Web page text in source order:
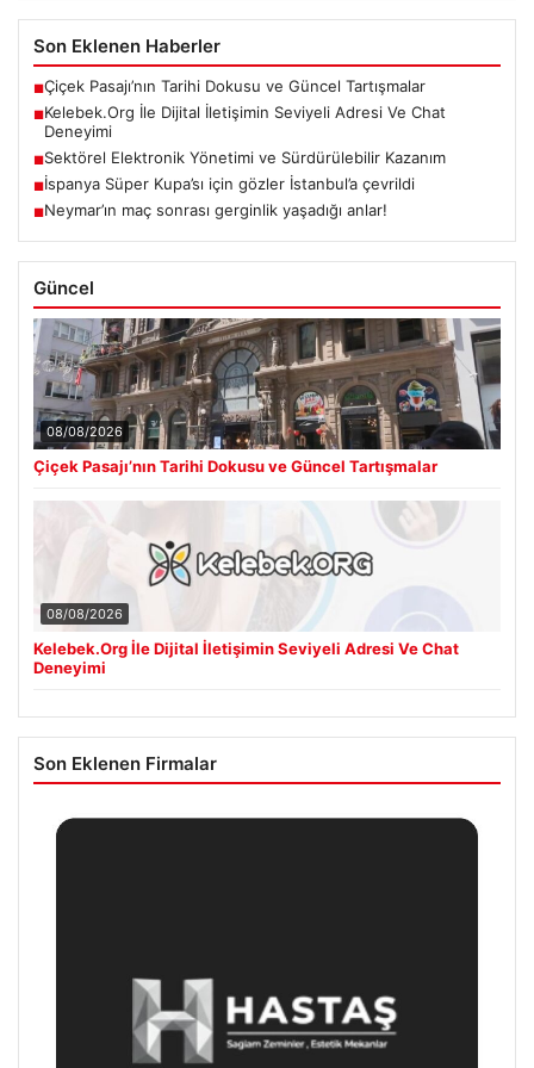
Son Eklenen Haberler
■Çiçek Pasajı’nın Tarihi Dokusu ve Güncel Tartışmalar
■Kelebek.Org İle Dijital İletişimin Seviyeli Adresi Ve Chat
Deneyimi
■Sektörel Elektronik Yönetimi ve Sürdürülebilir Kazanım
■İspanya Süper Kupa’sı için gözler İstanbul’a çevrildi
■Neymar’ın maç sonrası gerginlik yaşadığı anlar!
Güncel
08/08/2026
Çiçek Pasajı’nın Tarihi Dokusu ve Güncel Tartışmalar
08/08/2026
Kelebek.Org İle Dijital İletişimin Seviyeli Adresi Ve Chat
Deneyimi
Son Eklenen Firmalar